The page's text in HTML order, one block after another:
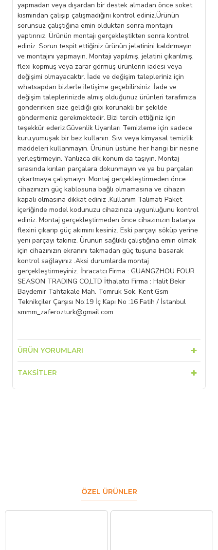
yapmadan veya dışardan bir destek almadan önce soket
kısmından çalışıp çalışmadığını kontrol ediniz.Ürünün
sorunsuz çalıştığına emin olduktan sonra montajını
yaptırınız. Ürünün montajı gerçekleştikten sonra kontrol
ediniz .Sorun tespit ettiğiniz ürünün jelatinini kaldırmayın
ve montajını yapmayın. Montajı yapılmış, jelatini çıkarılmış,
flexi kopmuş veya zarar görmüş ürünlerin iadesi veya
değişimi olmayacaktır. İade ve değişim talepleriniz için
whatsapdan bizlerle iletişime geçebilirsiniz .İade ve
değişim taleplerinizde almış olduğunuz ürünleri tarafımıza
gönderirken size geldiği gibi korunaklı bir şekilde
göndermeniz gerekmektedir. Bizi tercih ettiğiniz için
teşekkür ederiz.Güvenlik Uyarıları Temizleme için sadece
kuru,yumuşak bir bez kullanın. Sıvı veya kimyasal temizlik
maddeleri kullanmayın. Ürünün üstüne her hangi bir nesne
yerleştirmeyin. Yanlızca dik konum da taşıyın. Montaj
sırasında kırılan parçalara dokunmayın ve ya bu parçaları
çıkartmaya çalışmaıyn. Montaj gerçekleştirmeden önce
cihazınızın güç kablosuna bağlı olmamasına ve cihazın
kapalı olmasına dikkat ediniz .Kullanım Talimatı Paket
içeriğinde model kodunuzu cihazınıza uygunluğunu kontrol
ediniz. Montaj gerçekleştirmeden önce cihazınızın batarya
flexini çıkarıp güç akımını kesiniz. Eski parçayı söküp yerine
yeni parçayı takınız. Ürünün sağlıklı çalıştığına emin olmak
için cihazınızın ekranını takmadan güç tuşuna basarak
kontrol sağlayınız .Aksi durumlarda montaj
gerçekleştirmeyiniz. İhracatcı Firma : GUANGZHOU FOUR
SEASON TRADING CO,LTD İthalatcı Firma : Halit Bekir
Baydemir Tahtakale Mah. Tomruk Sok. Kent Gsm
Teknikçiler Çarşısı No:19 İç Kapı No :16 Fatih / İstanbul
smmm_zaferozturk@gmail.com
ÜRÜN YORUMLARI
TAKSITLER
ÖZEL ÜRÜNLER